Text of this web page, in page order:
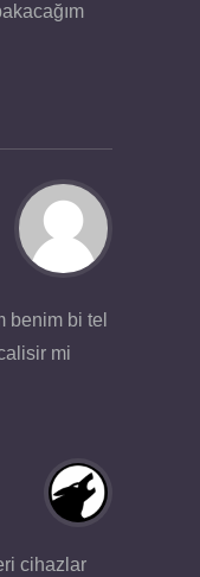
benim bi tel
mi
cihazlar